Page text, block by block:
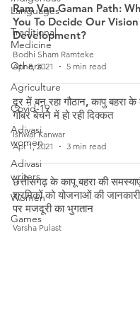
Languages
Traditional
Medicine
Others
Agriculture
Covid-19
Adivasi
women
Adivasi
writers
Women
Games
Ram Van Gaman Path:
You To Decide Our
Development?
Bodhi Sham Ramteke
Apr 8, 2021
5 min read
दूर में बन रहा गौठान, कापु बहरा के
गोबर बेचने में हो रही दिक्कत
Ishwar Kanwar
Apr 1, 2021
3 min read
छत्तीसगढ़ के कापू बहरा की
श्रमिकों को योजनाओं की
पर मजदूरी का भुगतान
Varsha Pulast